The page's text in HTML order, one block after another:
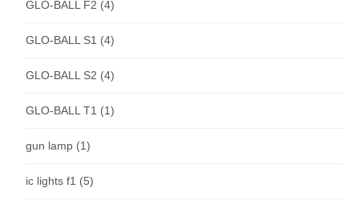
GLO-BALL F2 (4)
GLO-BALL S1 (4)
GLO-BALL S2 (4)
GLO-BALL T1 (1)
gun lamp (1)
ic lights f1 (5)